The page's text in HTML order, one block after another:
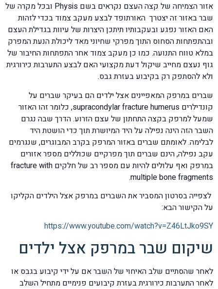
אזור הצמיחה של קצה העצם נקראים בשם Physis ובכל מקרה של
שבר באזור זה יצטרך האורתופד לבצע מעקב צמוד בכדי לזהות
האם האזור נפגע ובעקבותיו תיתכן היצרות של עיוות בגדילת העצם
ובהתפתחות הסחוס התוך מפרקי שחיוני מאד ליכולת הנעת המפרק
במלא טווח התנועה. כמו כן מעקב צמוד אחר התפתחות החיבור של
גוף נעצם מחייב שיקול דעת מקצועי האם לבצע התערבות כירורגית
ולא להסתפק רק בקיבוע בעזרת גבס.
שברים במרפק המאפיינים אצל ילדים הם בעיקר שברים על
קונדילרים supracondylar fracture humerus, כלומר זהו האזור
שמעל למרפק בקצה התחתון של עצם הזרוע. הדרך שבה נגרם
השבר הזה הינה נפילה על היד המיושרת תוך כדי הושטת היד
לבלימה. לאומתם שברים באזור המרפק בקרב המבוגרים, שנגרמים
עקב נפילה, הינם שברים תוך מפרקיים שכוללים מספר אזורים
במרפק ואף עלולים להיות עם מספר רב של חלקים fracture with
multiple bone fragments.
לצפייה בסרטון המסביר את השברים במרפק אצל הילדים הקליקו
על הקישור הבא:
https://www.youtube.com/watch?v=Z46LtJko9SY
שיקום שבר במרפק אצל ילדים
לאחר שהסתיים שלב האיחוי של השבר אם על ידי קיבוע בגבס או
לאחר התערבות כירורגית בעזרת קיבועים פנימיים מתחיל השלב